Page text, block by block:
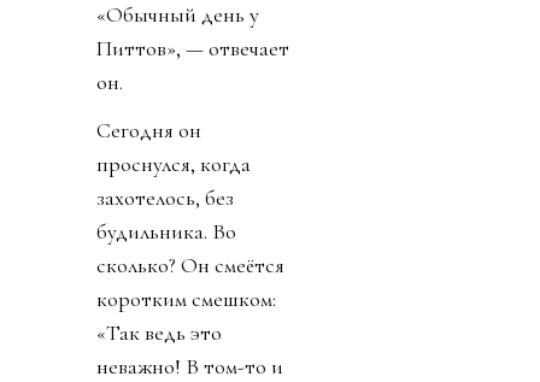
«Обычный день у
Питтов», — отвечает
он.
Сегодня он
проснулся, когда
захотелось, без
будильника. Во
сколько? Он смеётся
коротким смешком:
«Так ведь это
неважно! В том-то и